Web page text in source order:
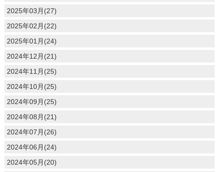
2025年03月(27)
2025年02月(22)
2025年01月(24)
2024年12月(21)
2024年11月(25)
2024年10月(25)
2024年09月(25)
2024年08月(21)
2024年07月(26)
2024年06月(24)
2024年05月(20)